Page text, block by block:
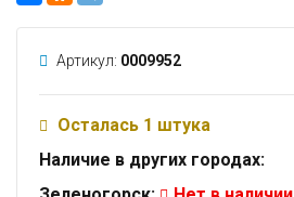
Артикул: 0009952
Осталась 1 штука
Наличие в других городах: